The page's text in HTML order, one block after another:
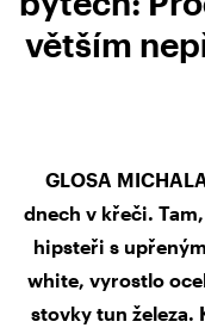
větším
GLOSA
dnech v křeči.
hipsteři s
white, vyrostlo
stovky tun železa.